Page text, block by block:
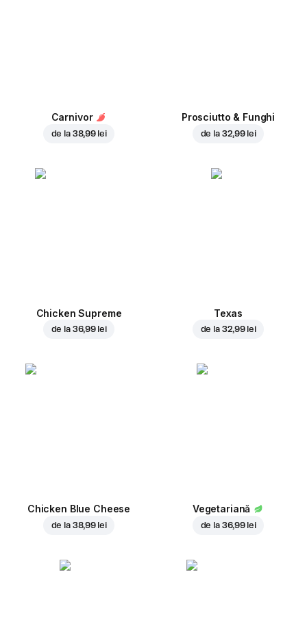
Carnivor
de la 38,99 lei
Prosciutto & Funghi
de la 32,99 lei
Chicken Supreme
de la 36,99 lei
Texas
de la 32,99 lei
Chicken Blue Cheese
de la 38,99 lei
Vegetariană
de la 36,99 lei